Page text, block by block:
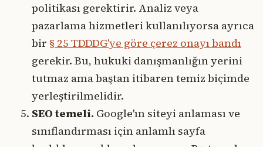
politikası gerektirir. Analiz veya
pazarlama hizmetleri kullanılıyorsa ayrıca
bir § 25 TDDDG'ye göre çerez onayı bandı
gerekir. Bu, hukuki danışmanlığın yerini
tutmaz ama baştan itibaren temiz biçimde
yerleştirilmelidir.
SEO temeli. Google'ın siteyi anlaması ve
sınıflandırması için anlamlı sayfa